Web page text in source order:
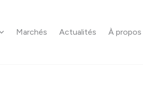
Marchés Actualités À propos